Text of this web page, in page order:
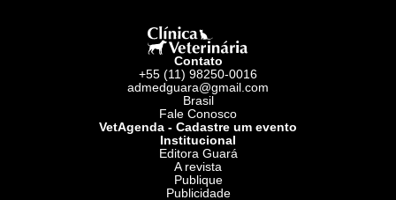
Contato
+55 (11) 98250-0016
admedguara@gmail.com
Brasil
Fale Conosco
VetAgenda - Cadastre um evento
Institucional
Editora Guará
A revista
Publique
Publicidade